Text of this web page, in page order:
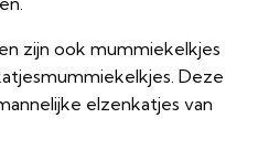
zijn ook mummiekelkjes
Deze
elzenkatjes van